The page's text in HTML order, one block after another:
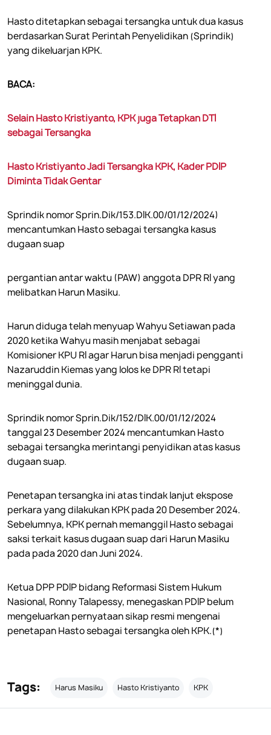
Hasto ditetapkan sebagai tersangka untuk dua kasus
berdasarkan Surat Perintah Penyelidikan (Sprindik)
yang dikeluarjan KPK.
BACA:
Selain Hasto Kristiyanto, KPK juga Tetapkan DTI
sebagai Tersangka
Hasto Kristiyanto Jadi Tersangka KPK, Kader PDIP
Diminta Tidak Gentar
Sprindik nomor Sprin.Dik/153.DIK.00/01/12/2024)
mencantumkan Hasto sebagai tersangka kasus
dugaan suap
pergantian antar waktu (PAW) anggota DPR RI yang
melibatkan Harun Masiku.
Harun diduga telah menyuap Wahyu Setiawan pada
2020 ketika Wahyu masih menjabat sebagai
Komisioner KPU RI agar Harun bisa menjadi pengganti
Nazaruddin Kiemas yang lolos ke DPR RI tetapi
meninggal dunia.
Sprindik nomor Sprin.Dik/152/DIK.00/01/12/2024
tanggal 23 Desember 2024 mencantumkan Hasto
sebagai tersangka merintangi penyidikan atas kasus
dugaan suap.
Penetapan tersangka ini atas tindak lanjut ekspose
perkara yang dilakukan KPK pada 20 Desember 2024.
Sebelumnya, KPK pernah memanggil Hasto sebagai
saksi terkait kasus dugaan suap dari Harun Masiku
pada pada 2020 dan Juni 2024.
Ketua DPP PDIP bidang Reformasi Sistem Hukum
Nasional, Ronny Talapessy, menegaskan PDIP belum
mengeluarkan pernyataan sikap resmi mengenai
penetapan Hasto sebagai tersangka oleh KPK.(*)
Tags: Harus Masiku Hasto Kristiyanto KPK